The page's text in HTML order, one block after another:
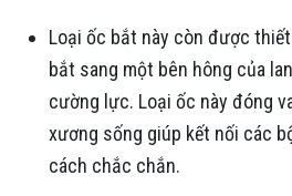
Loại ốc bắt này còn được
bắt sang một bên hông của
cường lực. Loại ốc này đóng
xương sống giúp kết nối các
cách chắc chắn.